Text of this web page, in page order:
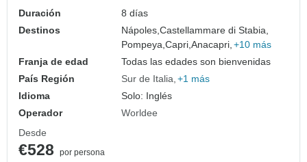
Duración
8 días
Destinos
Nápoles,Castellammare di Stabia,
Pompeya,Capri,Anacapri, +10 más
Franja de edad
Todas las edades son bienvenidas
País Región
Sur de Italia +1 más
Idioma
Solo: Inglés
Operador
Worldee
Desde
€528
por persona